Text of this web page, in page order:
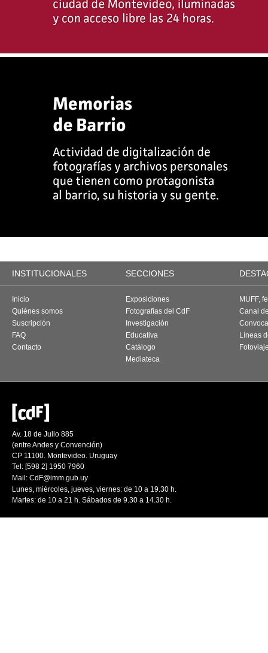
INSTITUCIONALES SECCIONES
Inicio
Quiénes somos
Suscripción
FAQ
Contacto
Exposiciones
Fotografías del CdF
Investigación
Educativa
Catálogo
Mediateca
MUFF,
Canal
Líneas
Av. 18 de Julio 885
(entre Andes y Convención)
CP 11100. Montevideo. Uruguay
Tel: [598 2] 1950 7960
Mail: CdF@imm.gub.uy
Lunes, miércoles, jueves, viernes: de 10 a 19.30 h.
Martes: de 10 a 21 h. Sábados de 9.30 a 14.30 h.